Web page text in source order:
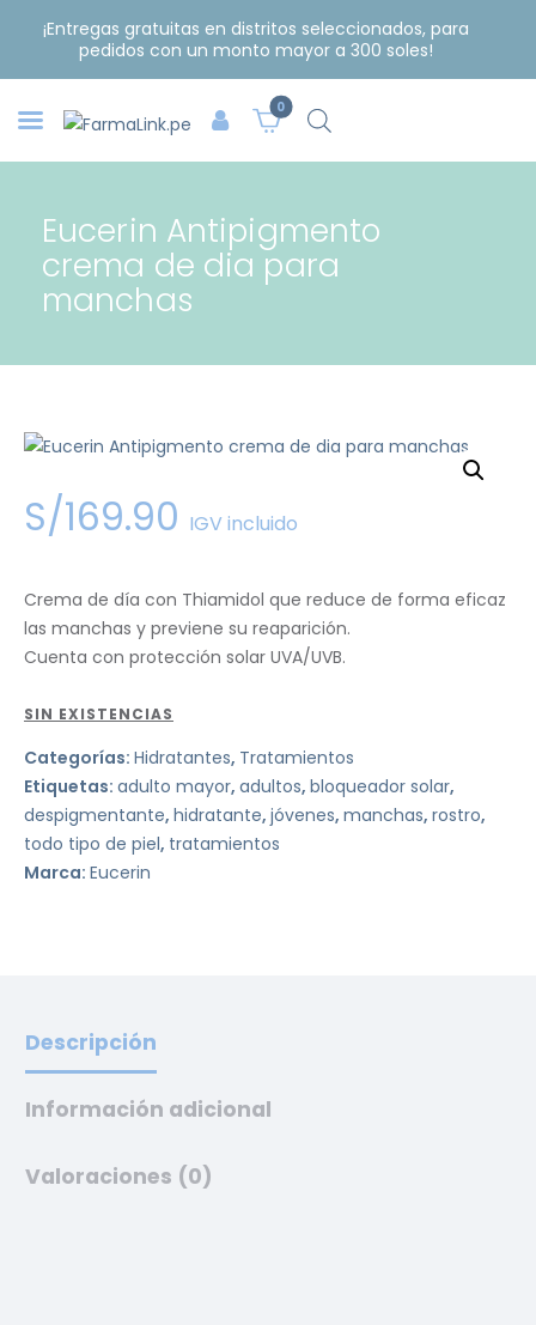
¡Entregas gratuitas en distritos seleccionados, para
pedidos con un monto mayor a 300 soles!
0
Eucerin Antipigmento
crema de dia para
manchas
S/169.90 IGV incluido
Crema de día con Thiamidol que reduce de forma eficaz
las manchas y previene su reaparición.
Cuenta con protección solar UVA/UVB.
SIN EXISTENCIAS
Categorías: Hidratantes, Tratamientos
Etiquetas: adulto mayor, adultos, bloqueador solar,
despigmentante, hidratante, jóvenes, manchas, rostro,
todo tipo de piel, tratamientos
Marca: Eucerin
Descripción
Información adicional
Valoraciones (0)